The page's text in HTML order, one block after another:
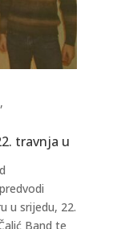
travnja u
,
u srijedu, 22.
Band te